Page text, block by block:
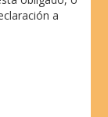
a